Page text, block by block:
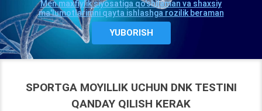
Men maxfiylik siyosatiga qo'shilaman va shaxsiy
ma'lumotlarimni qayta ishlashga rozilik beraman
SPORTGA MOYILLIK UCHUN DNK TESTINI
QANDAY QILISH KERAK